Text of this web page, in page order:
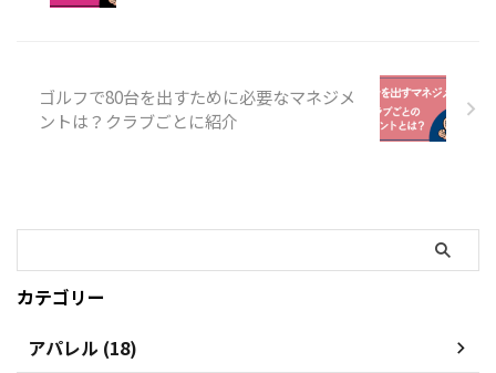
ゴルフで80台を出すために必要なマネジメ
ントは？クラブごとに紹介
カテゴリー
アパレル (18)